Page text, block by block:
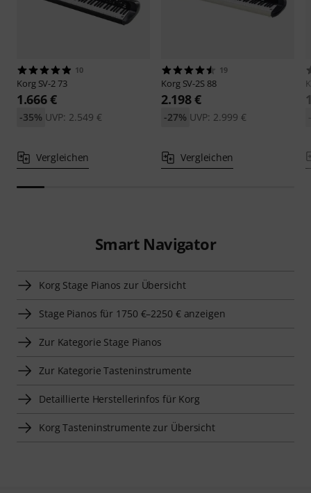
10
Korg SV-2 73
1.666 €
UVP: 2.549 €
-35%
Vergleichen
19
Korg SV-2S 88
2.198 €
UVP: 2.999 €
-27%
Vergleichen
Smart Navigator
Korg Stage Pianos zur Übersicht
Stage Pianos für 1750 €–2250 € anzeigen
Zur Kategorie Stage Pianos
Zur Kategorie Tasteninstrumente
Detaillierte Herstellerinfos für Korg
Korg Tasteninstrumente zur Übersicht